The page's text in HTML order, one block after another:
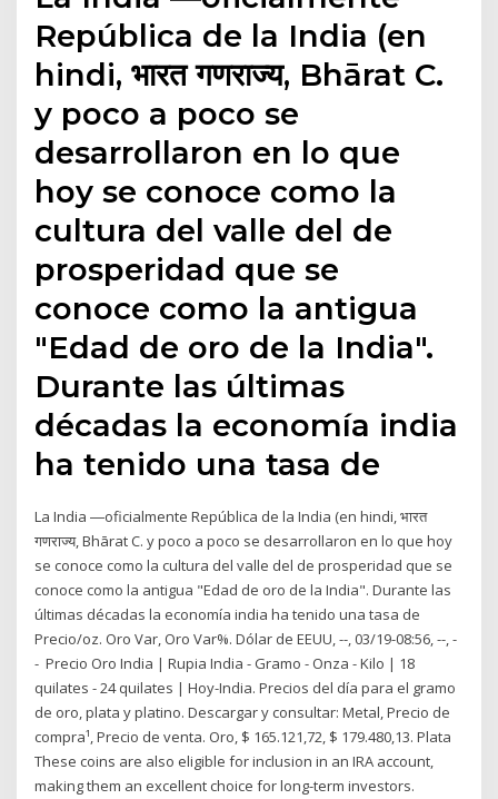
República de la India (en
hindi, भारत गणराज्य, Bhārat C.
y poco a poco se
desarrollaron en lo que
hoy se conoce como la
cultura del valle del de
prosperidad que se
conoce como la antigua
"Edad de oro de la India".
Durante las últimas
décadas la economía india
ha tenido una tasa de
La India​ ―oficialmente República de la India (en hindi, भारत
गणराज्य, Bhārat C. y poco a poco se desarrollaron en lo que hoy
se conoce como la cultura del valle del de prosperidad que se
conoce como la antigua "Edad de oro de la India". Durante las
últimas décadas la economía india ha tenido una tasa de
Precio/oz. Oro Var, Oro Var%. Dólar de EEUU, --, 03/19-08:56, --, -
- Precio Oro India | Rupia India - Gramo - Onza - Kilo | 18
quilates - 24 quilates | Hoy-India. Precios del día para el gramo
de oro, plata y platino. Descargar y consultar: Metal, Precio de
compra¹, Precio de venta. Oro, $ 165.121,72, $ 179.480,13. Plata
These coins are also eligible for inclusion in an IRA account,
making them an excellent choice for long-term investors.